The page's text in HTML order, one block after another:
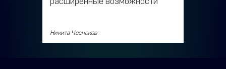
Никита Чесноков